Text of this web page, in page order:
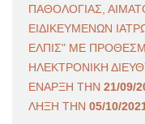
ΠΑΘΟΛΟΓΙΑΣ,
ΕΙΔΙΚΕΥΜΕΝΩΝ
ΕΛΠΙΣ" ΜΕ
ΗΛΕΚΤΡΟΝΙΚΗ
ΕΝΑΡΞΗ ΤΗΝ 21/09/
ΛΗΞΗ ΤΗΝ 05/10/